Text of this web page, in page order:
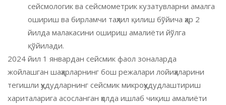
сейсмологик ва сейсмометрик кузатувларни амалга
ошириш ва бирламчи таҳлил қилиш бўйича ҳар 2
йилда малакасини ошириш амалиёти йўлга
қўйилади.
2024 йил 1 январдан сейсмик фаол зоналарда
жойлашган шаҳарларнинг бош режалари лойиҳаларини
тегишли ҳудудларнинг сейсмик микроҳудудлаштириш
хариталарига асосланган ҳолда ишлаб чиқиш амалиёти